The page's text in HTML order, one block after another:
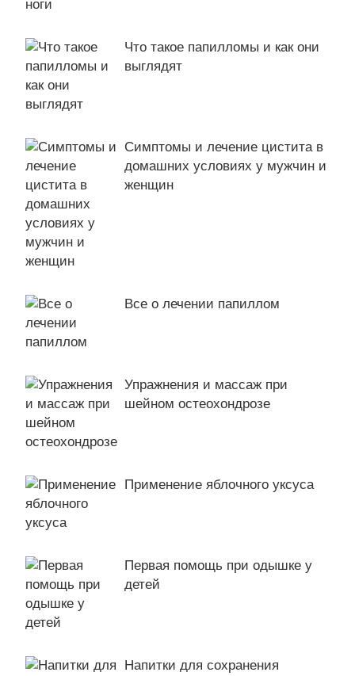
Что такое папилломы и как они
выглядят
Симптомы и лечение цистита в
домашних условиях у мужчин и
женщин
Все о лечении папиллом
Упражнения и массаж при
шейном остеохондрозе
Применение яблочного уксуса
Первая помощь при одышке у
детей
Напитки для сохранения